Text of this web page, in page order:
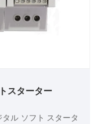
スターター
ル ソフト スタータ